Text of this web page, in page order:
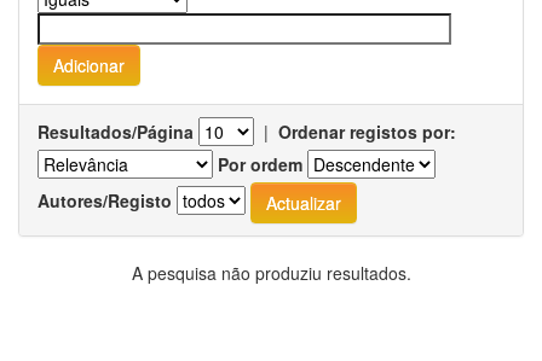
Resultados/Página | Ordenar registos por:
Por ordem
Autores/Registo
A pesquisa não produziu resultados.